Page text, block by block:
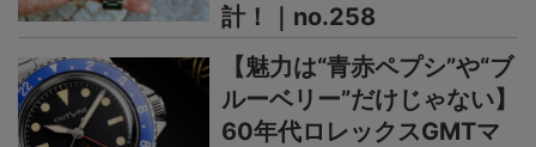
計！｜no.258
【魅力は“青赤ペプシ”や“ブ
ルーベリー”だけじゃない】
60年代ロレックスGMTマ